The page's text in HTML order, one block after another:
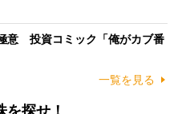
意 投資コミック「俺がカブ番
一覧を見る